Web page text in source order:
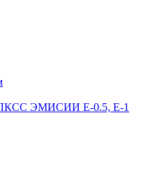
ЭМИСИИ Е-0.5, Е-1